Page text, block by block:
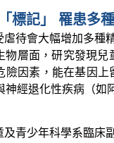
標記」 罹患多
待會大幅增加多種
物層面，研究發現
險因素，能在基因
經退化性疾病（
青少年科學系臨床